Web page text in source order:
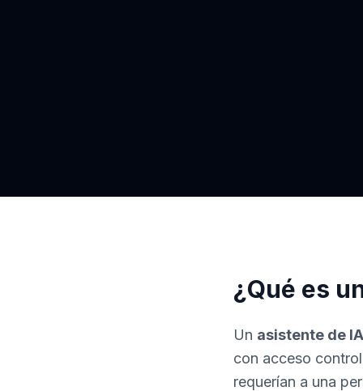
¿Qué es
Un asistente de IA
con acceso
requerían a una